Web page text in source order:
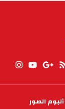
ألبوم الصور